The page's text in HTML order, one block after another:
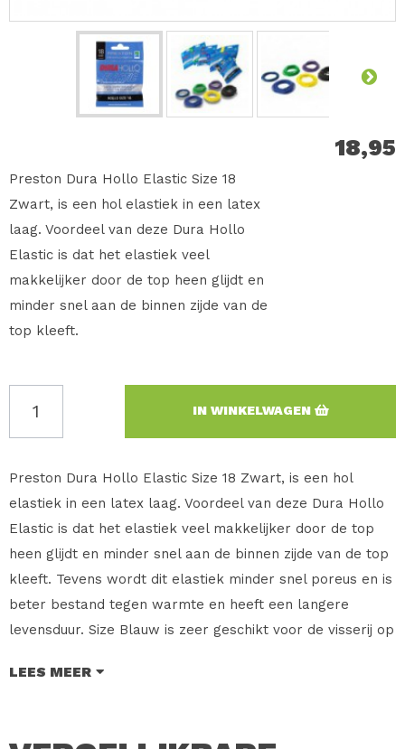
18,95
Preston Dura Hollo Elastic Size 18
Zwart, is een hol elastiek in een latex
laag. Voordeel van deze Dura Hollo
Elastic is dat het elastiek veel
makkelijker door de top heen glijdt en
minder snel aan de binnen zijde van de
top kleeft.
IN WINKELWAGEN
Preston Dura Hollo Elastic Size 18 Zwart, is een hol
elastiek in een latex laag. Voordeel van deze Dura Hollo
Elastic is dat het elastiek veel makkelijker door de top
heen glijdt en minder snel aan de binnen zijde van de top
kleeft. Tevens wordt dit elastiek minder snel poreus en is
beter bestand tegen warmte en heeft een langere
levensduur. Size Blauw is zeer geschikt voor de visserij op
de brasem en lichte karper visserij.
Type: Dura Hollo Elastic System
LEES MEER